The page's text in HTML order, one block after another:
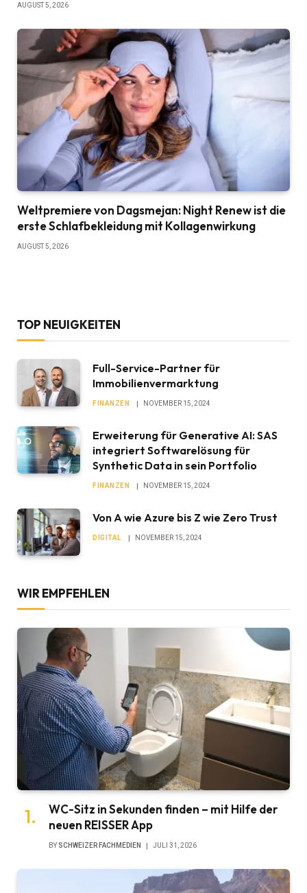
AUGUST 5, 2026
Weltpremiere von Dagsmejan: Night Renew ist die
erste Schlafbekleidung mit Kollagenwirkung
AUGUST 5, 2026
TOP NEUIGKEITEN
Full-Service-Partner für
Immobilienvermarktung
FINANZEN NOVEMBER 15, 2024
Erweiterung für Generative AI: SAS
integriert Softwarelösung für
Synthetic Data in sein Portfolio
FINANZEN NOVEMBER 15, 2024
Von A wie Azure bis Z wie Zero Trust
DIGITAL NOVEMBER 15, 2024
WIR EMPFEHLEN
WC-Sitz in Sekunden finden – mit Hilfe der
neuen REISSER App
BY SCHWEIZER FACHMEDIEN JULI 31, 2026